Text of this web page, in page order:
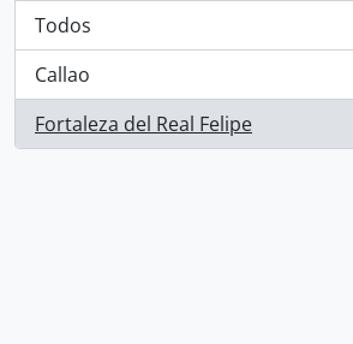
Todos
Callao
, 1 resultados
Fortaleza del Real Felipe
, 1 resultados